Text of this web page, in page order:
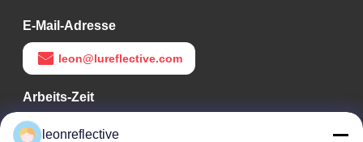
E-Mail-Adresse
leon@lureflective.com
Arbeits-Zeit
9:00-18:00
leonreflective